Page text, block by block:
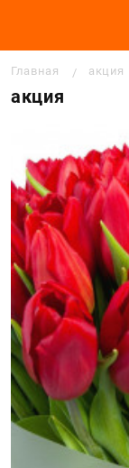
Главная акция
акция